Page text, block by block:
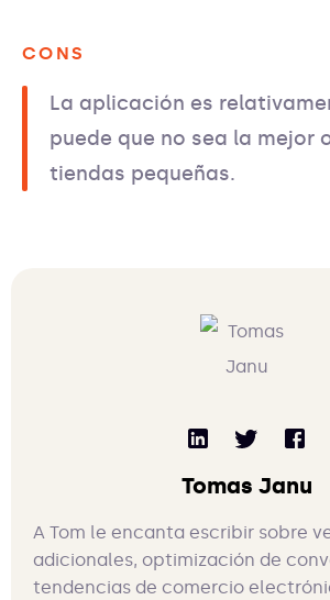
CONS
La aplicación es
puede que no sea la mejor
tiendas pequeñas.
Tomas Janu
A Tom le encanta escribir sobre
adicionales, optimización de
tendencias de comercio